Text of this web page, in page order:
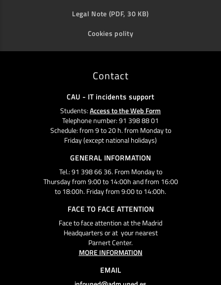
Legal Note (PDF, 30 KB)
Cookies polity
Contact
CAU - IT incidents support
Students:Access to the Web Form
Telephone number: 91 398 88 01
Schedule: from 9 to 20 h. from Monday to
Friday (except national holidays)
GENERAL INFORMATION
Tel.: 91 398 66 36. From Monday to
Thursday from 9:00 to 14:00h and from 16:00
to 18:00h. Friday from 9:00 to 14:00h.
FACE TO FACE ATTENTION
Face to face attention at the Madrid
Headquarters or at your nearest
Parnert Center.
MORE INFORMATION
EMAIL